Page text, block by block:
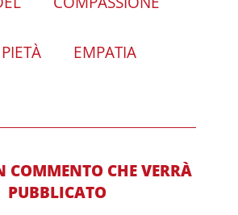
PIETÀ EMPATIA
COMMENTO CHE VERRÀ
PUBBLICATO